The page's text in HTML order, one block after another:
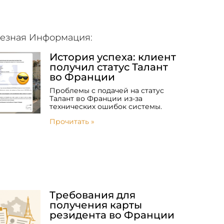
Информация:
История успеха: клиент
получил статус Талант
во Франции
Проблемы с подачей на статус
Талант во Франции из-за
технических ошибок системы.
Прочитать »
Требования для
получения карты
резидента во Франции